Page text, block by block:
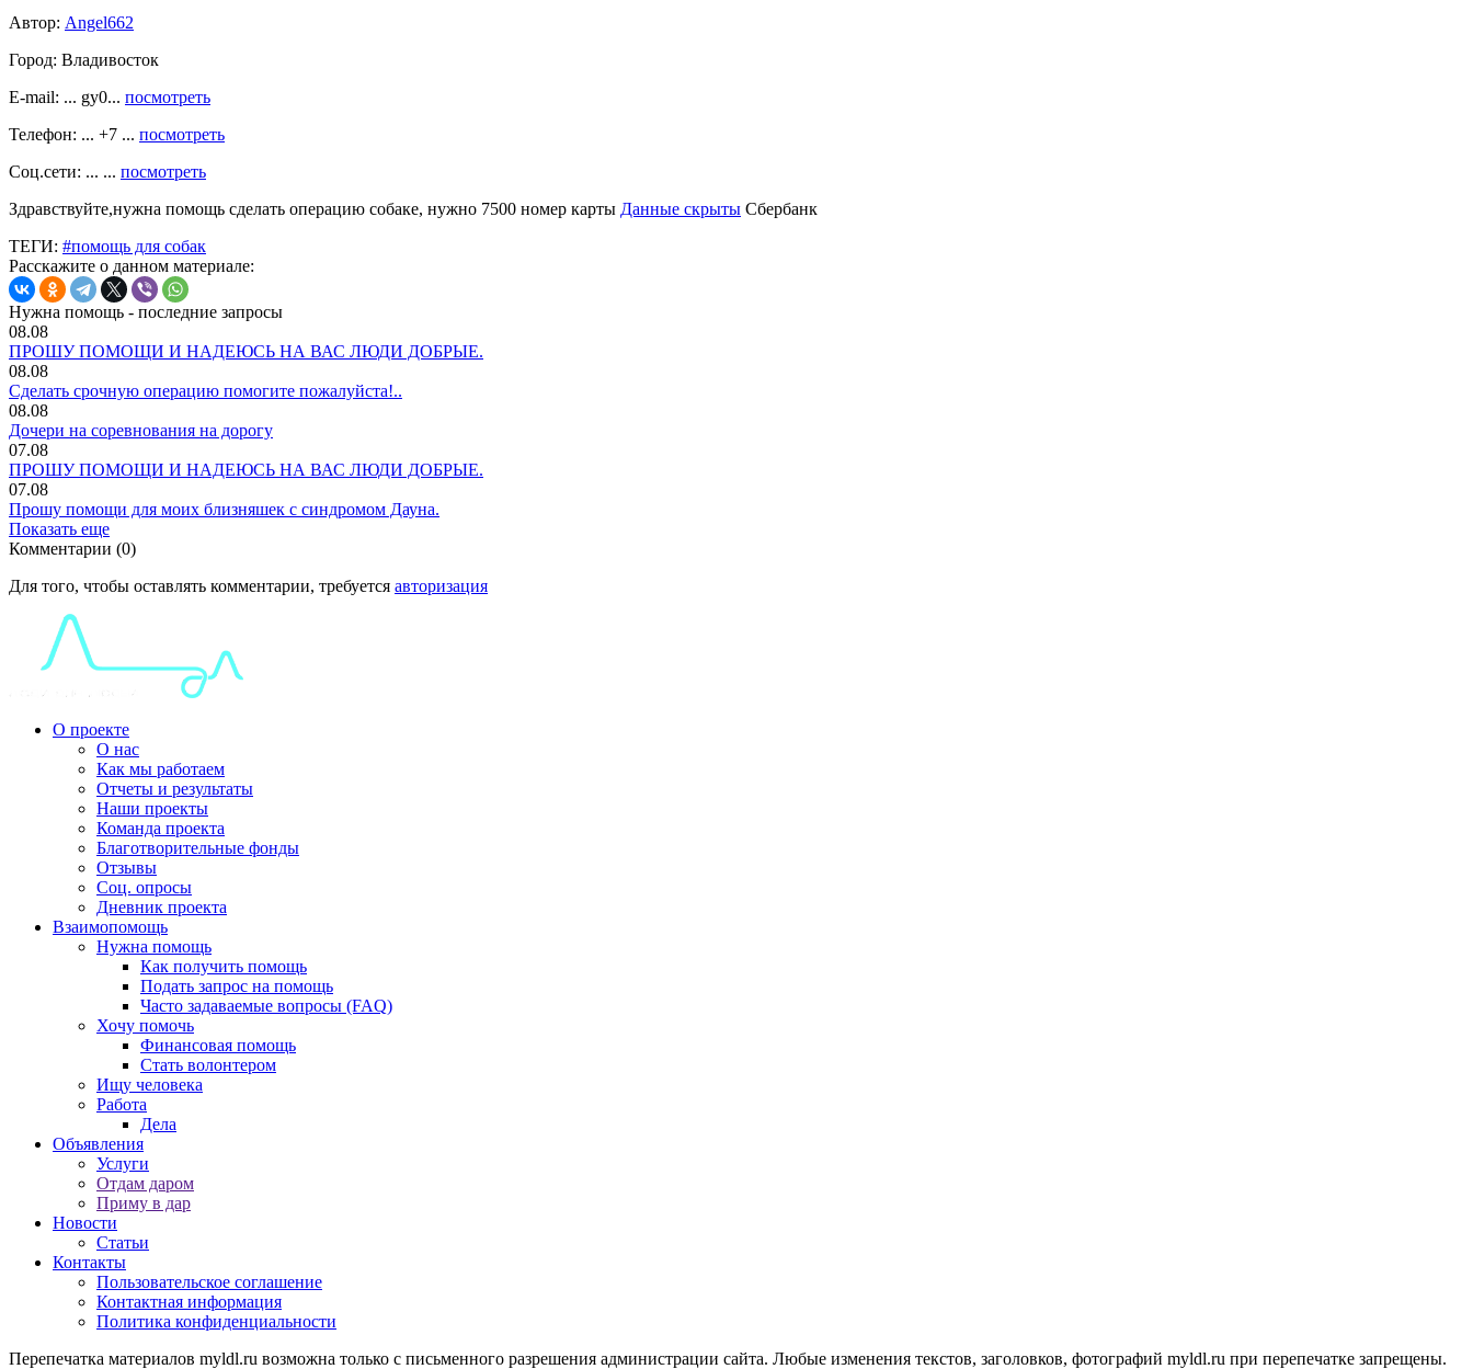
Автор: Angel662
Город: Владивосток
E-mail: ... gy0... посмотреть
Телефон: ... +7 ... посмотреть
Соц.сети: ... ... посмотреть
Здравствуйте,нужна помощь сделать операцию собаке, нужно 7500 номер карты Данные скрыты Сбербанк
ТЕГИ: #помощь для собак
Расскажите о данном материале:
Нужна помощь - последние запросы
08.08
ПРОШУ ПОМОЩИ И НАДЕЮСЬ НА ВАС ЛЮДИ ДОБРЫЕ.
08.08
Сделать срочную операцию помогите пожалуйста!..
08.08
Дочери на соревнования на дорогу
07.08
ПРОШУ ПОМОЩИ И НАДЕЮСЬ НА ВАС ЛЮДИ ДОБРЫЕ.
07.08
Прошу помощи для моих близняшек с синдромом Дауна.
Показать еще
Комментарии (0)
Для того, чтобы оставлять комментарии, требуется авторизация
О проекте
О нас
Как мы работаем
Отчеты и результаты
Наши проекты
Команда проекта
Благотворительные фонды
Отзывы
Соц. опросы
Дневник проекта
Взаимопомощь
Нужна помощь
Как получить помощь
Подать запрос на помощь
Часто задаваемые вопросы (FAQ)
Хочу помочь
Финансовая помощь
Стать волонтером
Ищу человека
Работа
Дела
Объявления
Услуги
Отдам даром
Приму в дар
Новости
Статьи
Контакты
Пользовательское соглашение
Контактная информация
Политика конфиденциальности
Перепечатка материалов myldl.ru возможна только с письменного разрешения администрации сайта. Любые изменения текстов, заголовков, фотографий myldl.ru при перепечатке запрещены.